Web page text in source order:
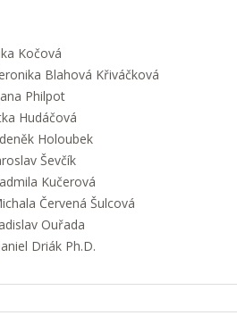
Kočová
Blahová Křiváčková
Philpot
Hudáčová
Holoubek
Ševčík
Kučerová
Červená Šulcová
Ouřada
Driák Ph.D.